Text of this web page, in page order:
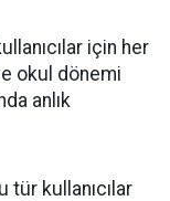
için her
okul dönemi
anlık
tür kullanıcılar